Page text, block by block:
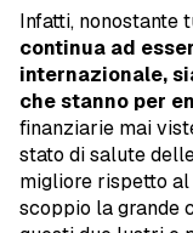
Infatti, nonostante
continua ad
internazionale,
che stanno per
finanziarie mai
stato di salute
migliore rispetto
scoppio la grande